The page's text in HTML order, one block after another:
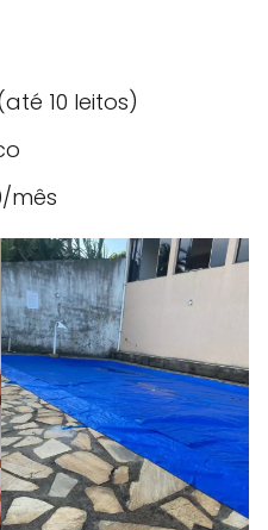
10 leitos)
mês